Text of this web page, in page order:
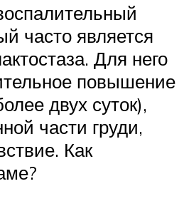
часто является
Для него
повышение
двух суток),
части груди,
Как